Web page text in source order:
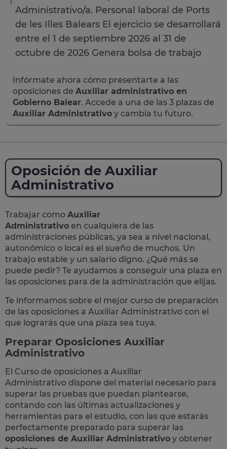
Administrativo/a. Personal laboral de Ports
de les Illes Balears El ejercicio se desarrollará
entre el 1 de septiembre 2026 al 31 de
octubre de 2026 Genera bolsa de trabajo
Infórmate ahora cómo presentarte a las
oposiciones de Auxiliar administrativo en
Gobierno Balear. Accede a una de las 3 plazas de
Auxiliar Administrativo y cambia tu futuro.
Oposición de Auxiliar
Administrativo
Trabajar como Auxiliar
Administrativo en cualquiera de las
administraciones públicas, ya sea a nivel nacional,
autonómico o local es el sueño de muchos. Un
trabajo estable y un salario digno. ¿Qué más se
puede pedir? Te ayudamos a conseguir una plaza en
las oposiciones para de la administración que elijas.
Te informamos sobre el mejor curso de preparación
de las oposiciones a Auxiliar Administrativo con el
que lograrás que una plaza sea tuya.
Preparar Oposiciones Auxiliar
Administrativo
El Curso de oposiciones a Auxiliar
Administrativo dispone del material necesario para
superar las pruebas que puedan plantearse,
contando con las últimas actualizaciones y
herramientas para el estudio, con las que estarás
perfectamente preparado para superar las
oposiciones de Auxiliar Administrativo y obtener